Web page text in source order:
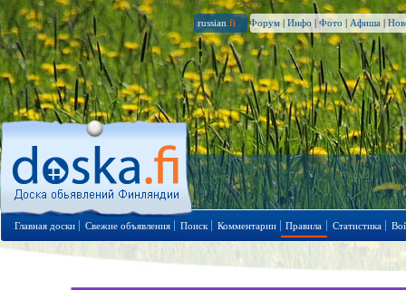
russian .fi Форум | Инфо | Фото | Афиша |
Главная доски Свежие объявления Поиск Комментарии Правила Статистика